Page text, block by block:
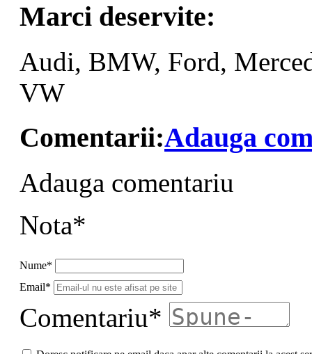
Marci deservite:
Audi, BMW, Ford,
VW
Comentarii:Adauga
Adauga comentariu
Nota*
Nume*
Email*
Comentariu*